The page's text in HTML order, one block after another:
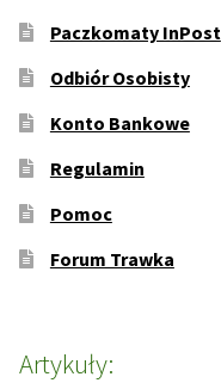
Paczkomaty InPost
Odbiór Osobisty
Konto Bankowe
Regulamin
Pomoc
Forum Trawka
Artykuły: